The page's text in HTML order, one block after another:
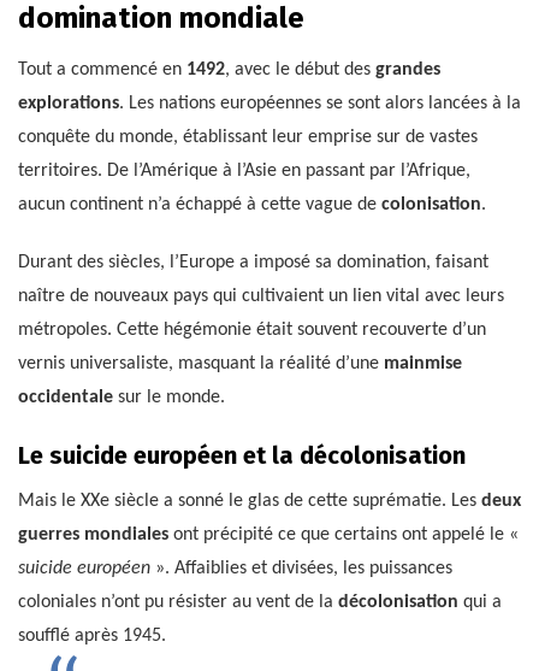
domination mondiale
Tout a commencé en 1492, avec le début des grandes
explorations. Les nations européennes se sont alors lancées à la
conquête du monde, établissant leur emprise sur de vastes
territoires. De l’Amérique à l’Asie en passant par l’Afrique,
aucun continent n’a échappé à cette vague de colonisation.
Durant des siècles, l’Europe a imposé sa domination, faisant
naître de nouveaux pays qui cultivaient un lien vital avec leurs
métropoles. Cette hégémonie était souvent recouverte d’un
vernis universaliste, masquant la réalité d’une mainmise
occidentale sur le monde.
Le suicide européen et la décolonisation
Mais le XXe siècle a sonné le glas de cette suprématie. Les deux
guerres mondiales ont précipité ce que certains ont appelé le «
suicide européen ». Affaiblies et divisées, les puissances
coloniales n’ont pu résister au vent de la décolonisation qui a
soufflé après 1945.